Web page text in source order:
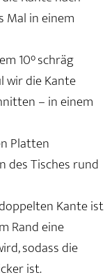
Mal in einem
10° schräg
die Kante
– in einem
Platten
des Tisches rund
Kante ist
Rand eine
sodass die
ist.